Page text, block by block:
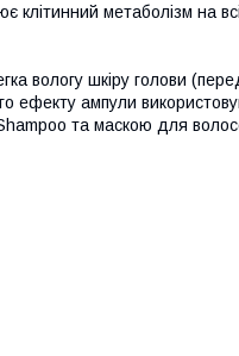
клітинний метаболізм на
вологу шкіру голови
ампули
та маскою для